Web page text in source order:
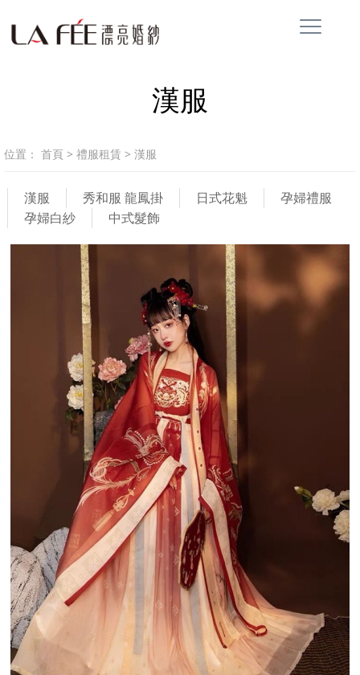
漢服
位置： 首頁 > 禮服租賃 > 漢服
漢服 秀和服 龍鳳掛 日式花魁
孕婦禮服
孕婦白紗
中式髮飾